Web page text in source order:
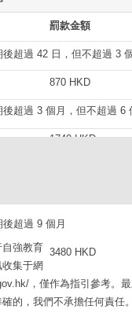
罰款金額
超過 42 日，但不超過 3
870 HKD
超過 3 個月，但不超過 6
1740 HKD
超過 9 個月
3480 HKD
強教育
集于網
，僅作為指引參考。
的，我們不承擔任何責任